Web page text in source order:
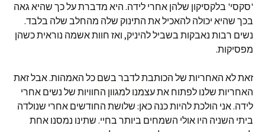
'סקסי' בלקסיקון שלהן אחרי לידה. היא מדברת על כך שהיא גאה
בכך שהיא יכולה להאכיל את התינוק שלה מהחלב שלה בלבד.
נשים רבות נאבקות בשביל להיניק, ואז חוות אשמה נוראית כשהן
מפסיקות.
זאת לא האחריות של הכותבת לדבר בשם כל האמהות. אבל זאת
האחריות שלנו לפתוח את עצמנו למגוון החוויות של נשים אחרי
לידה. אני הולכת להיות כנה כאן: שלושת החודשים אחרי שנולדה
ביתי השניה היו אולי השמחים ביותר בחיי. שתינו נמסנו אחת